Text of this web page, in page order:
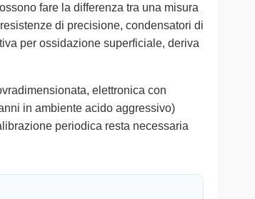
fare la differenza tra una misura
di precisione, condensatori di
per ossidazione superficiale, deriva
elettronica con
in ambiente acido aggressivo)
periodica resta necessaria